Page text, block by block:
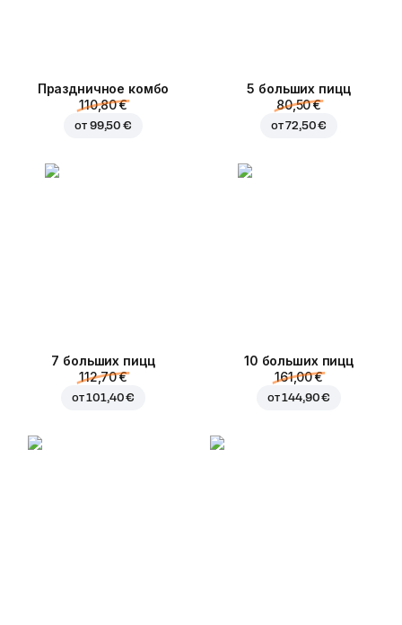
Праздничное комбо
110,80 €
от 99,50 €
5 больших пицц
80,50 €
от72,50 €
7 больших пицц
112,70 €
от101,40 €
10 больших пицц
161,00 €
от144,90 €